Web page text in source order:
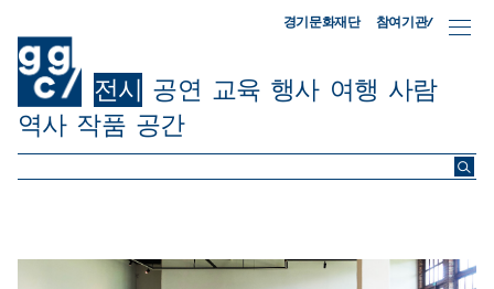
경기문화재단 참여기관/
전시 공연 교육 행사 여행 사람
역사 작품 공간
ggc/